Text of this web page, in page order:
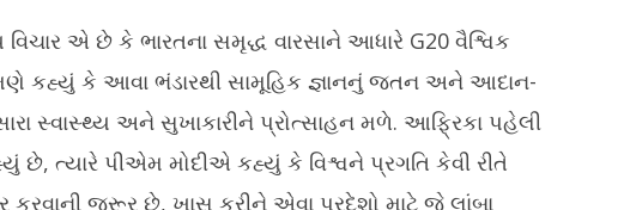
એ છે કે ભારતના સમૃદ્ધ વારસાને આધારે G20 વૈશ્વિક
કહ્યું કે આવા ભંડારથી સામૂહિક જ્ઞાનનું જતન અને આદાન-
સ્વાસ્થ્ય અને સુખાકારીને પ્રોત્સાહન મળે. આફ્રિકા પહેલી
ત્યારે પીએમ મોદીએ કહ્યું કે વિશ્વને પ્રગતિ કેવી રીતે
કરવાની જરૂર છે, ખાસ કરીને એવા પ્રદેશો માટે જે લાંબા